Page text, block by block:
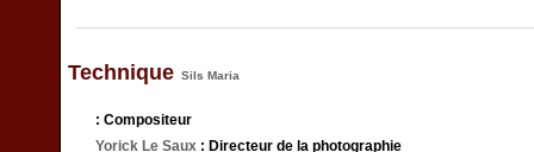
Technique Sils Maria
: Compositeur
Yorick Le Saux : Directeur de la photographie